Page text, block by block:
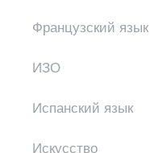
Французский язык
ИЗО
Испанский язык
Искусство